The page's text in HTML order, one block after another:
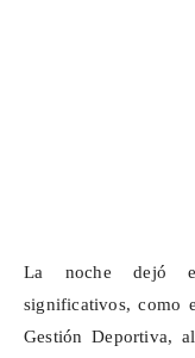
La noche dejó
significativos, como
Gestión Deportiva,